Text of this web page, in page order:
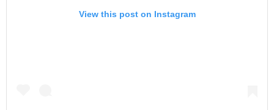
View this post on Instagram